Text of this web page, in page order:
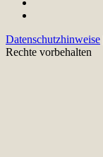
Datenschutzhinweise
Rechte vorbehalten